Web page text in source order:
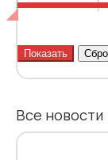
Все новости